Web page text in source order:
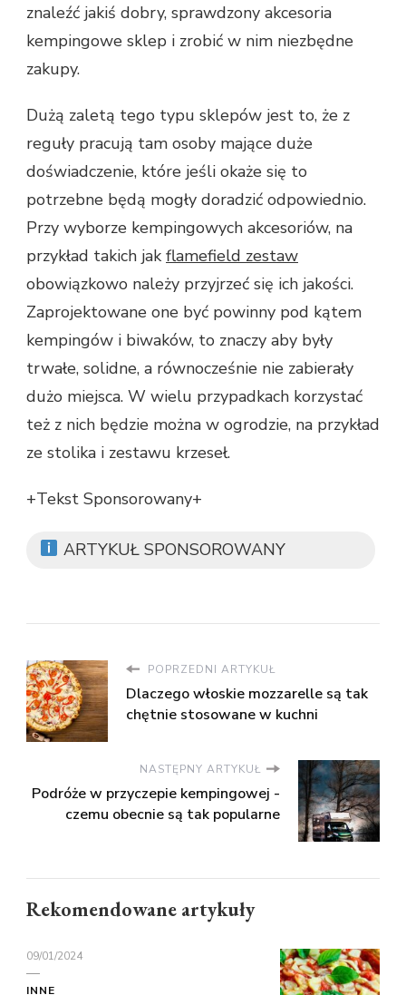
znaleźć jakiś dobry, sprawdzony akcesoria
kempingowe sklep i zrobić w nim niezbędne
zakupy.
Dużą zaletą tego typu sklepów jest to, że z
reguły pracują tam osoby mające duże
doświadczenie, które jeśli okaże się to
potrzebne będą mogły doradzić odpowiednio.
Przy wyborze kempingowych akcesoriów, na
przykład takich jak flamefield zestaw
obowiązkowo należy przyjrzeć się ich jakości.
Zaprojektowane one być powinny pod kątem
kempingów i biwaków, to znaczy aby były
trwałe, solidne, a równocześnie nie zabierały
dużo miejsca. W wielu przypadkach korzystać
też z nich będzie można w ogrodzie, na przykład
ze stolika i zestawu krzeseł.
+Tekst Sponsorowany+
ARTYKUŁ SPONSOROWANY
POPRZEDNI ARTYKUŁ
Dlaczego włoskie mozzarelle są tak
chętnie stosowane w kuchni
NASTĘPNY ARTYKUŁ
Podróże w przyczepie kempingowej -
czemu obecnie są tak popularne
Rekomendowane artykuły
09/01/2024
INNE